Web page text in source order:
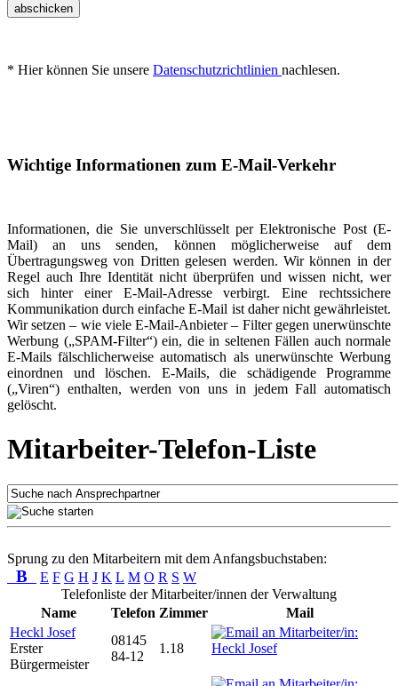
abschicken
* Hier können Sie unsere Datenschutzrichtlinien nachlesen.
Wichtige Informationen zum E-Mail-Verkehr
Informationen, die Sie unverschlüsselt per Elektronische Post (E-
Mail) an uns senden, können möglicherweise auf dem
Übertragungsweg von Dritten gelesen werden. Wir können in der
Regel auch Ihre Identität nicht überprüfen und wissen nicht, wer
sich hinter einer E-Mail-Adresse verbirgt. Eine rechtssichere
Kommunikation durch einfache E-Mail ist daher nicht gewährleistet.
Wir setzen – wie viele E-Mail-Anbieter – Filter gegen unerwünschte
Werbung („SPAM-Filter“) ein, die in seltenen Fällen auch normale
E-Mails fälschlicherweise automatisch als unerwünschte Werbung
einordnen und löschen. E-Mails, die schädigende Programme
(„Viren“) enthalten, werden von uns in jedem Fall automatisch
gelöscht.
Mitarbeiter-Telefon-Liste
Sprung zu den Mitarbeitern mit dem Anfangsbuchstaben:
B E F G H J K L M O R S W
Telefonliste der Mitarbeiter/innen der Verwaltung
Name
Telefon Zimmer
Mail
Heckl Josef
Erster
Bürgermeister
08145
84-12
1.18